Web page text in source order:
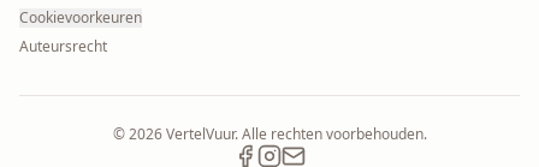
Cookievoorkeuren
Auteursrecht
©2026VertelVuur. Alle rechten voorbehouden.